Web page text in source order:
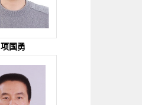
项国勇